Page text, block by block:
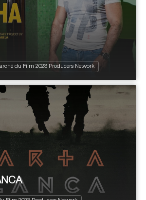
du Film 2023 Producers Network